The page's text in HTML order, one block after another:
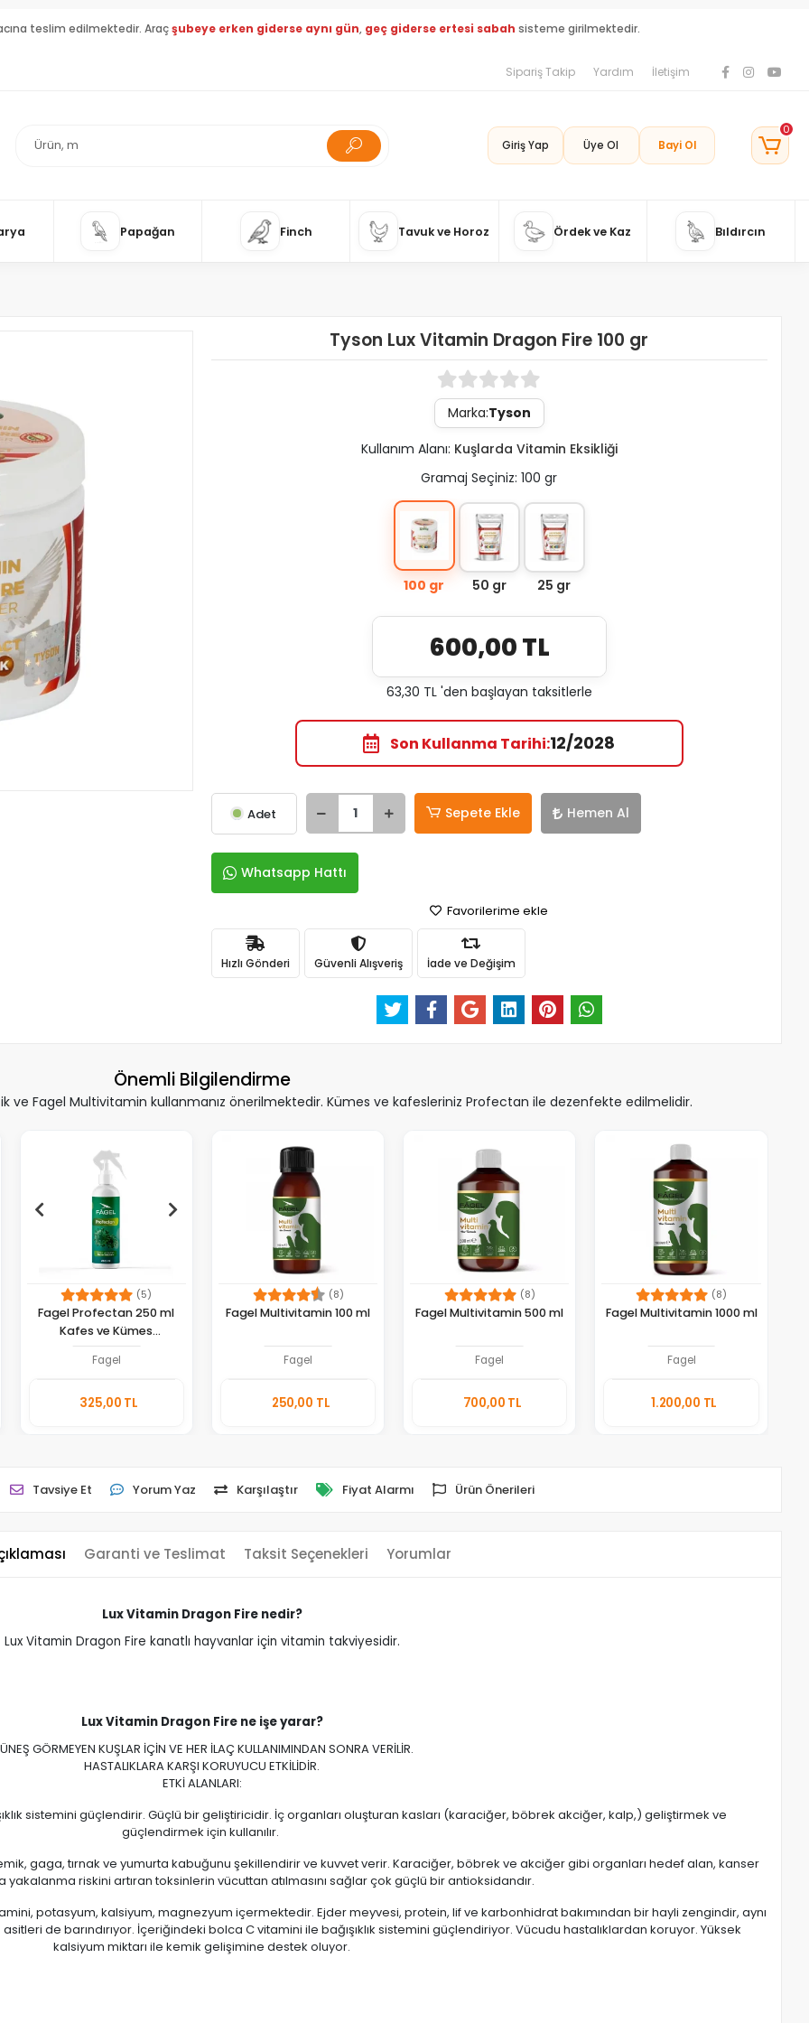
teslim edilmektedir. Araçşubeye erken giderse aynı gün, geç giderse ertesi sabah sisteme girilmektedir.
Sipariş Takip Yardım İletişim
Giriş Yap Üye Ol Bayi Ol
0
Papağan Finch Tavuk ve Horoz Ördek ve Kaz Bıldırcın
Tyson Lux Vitamin Dragon Fire 100 gr
Marka:Tyson
Kullanım Alanı: Kuşlarda Vitamin Eksikliği
Gramaj Seçiniz: 100 gr
100 gr 50 gr 25 gr
600,00 TL
63,30 TL 'den başlayan taksitlerle
Son Kullanma Tarihi 12/2028
Adet Sepete Ekle Hemen Al
Whatsapp Hattı
Favorilerime ekle
Hızlı Gönderi Güvenli Alışveriş İade ve Değişim
Önemli Bilgilendirme
ve Fagel Multivitamin kullanmanız önerilmektedir. Kümes ve kafesleriniz Profectan ile dezenfekte edilmelidir.
(5)
Fagel Profectan 250 ml
Kafes ve Kümes
Dezenfektanı
Fagel
325,00 TL
(8)
Fagel Multivitamin 100 ml
Fagel
250,00 TL
(8)
Fagel Multivitamin 500 ml
Fagel
700,00 TL
(8)
Fagel Multivitamin 1000 ml
Fagel
1.200,00 TLEkle
Tavsiye Et Yorum Yaz Karşılaştır Fiyat Alarmı Ürün Önerileri
Garanti ve Teslimat Taksit Seçenekleri Yorumlar
Lux Vitamin Dragon Fire nedir?
Lux Vitamin Dragon Fire kanatlı hayvanlar için vitamin takviyesidir.
Lux Vitamin Dragon Fire ne işe yarar?
GÖRMEYEN KUŞLAR İÇİN VE HER İLAÇ KULLANIMINDAN SONRA VERİLİR.
HASTALIKLARA KARŞI KORUYUCU ETKİLİDİR.
ETKİ ALANLARI:
sistemini güçlendirir. Güçlü bir geliştiricidir. İç organları oluşturan kasları (karaciğer, böbrek akciğer, kalp,) geliştirmek ve
güçlendirmek için kullanılır.
gaga, tırnak ve yumurta kabuğunu şekillendirir ve kuvvet verir. Karaciğer, böbrek ve akciğer gibi organları hedef alan, kanser
yakalanma riskini artıran toksinlerin vücuttan atılmasını sağlar çok güçlü bir antioksidandır.
potasyum, kalsiyum, magnezyum içermektedir. Ejder meyvesi, protein, lif ve karbonhidrat bakımından bir hayli zengindir, aynı
de barındırıyor. İçeriğindeki bolca C vitamini ile bağışıklık sistemini güçlendiriyor. Vücudu hastalıklardan koruyor. Yüksek
kalsiyum miktarı ile kemik gelişimine destek oluyor.